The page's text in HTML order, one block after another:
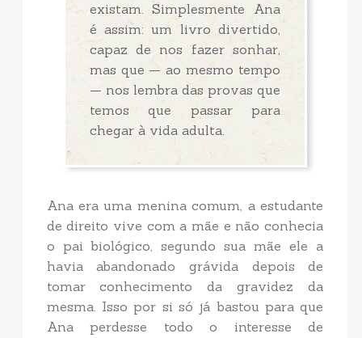
existam. Simplesmente Ana
é assim: um livro divertido,
capaz de nos fazer sonhar,
mas que — ao mesmo tempo
— nos lembra das provas que
temos que passar para
chegar à vida adulta.
Ana era uma menina comum, a estudante
de direito vive com a mãe e não conhecia
o pai biológico, segundo sua mãe ele a
havia abandonado grávida depois de
tomar conhecimento da gravidez da
mesma. Isso por si só já bastou para que
Ana perdesse todo o interesse de